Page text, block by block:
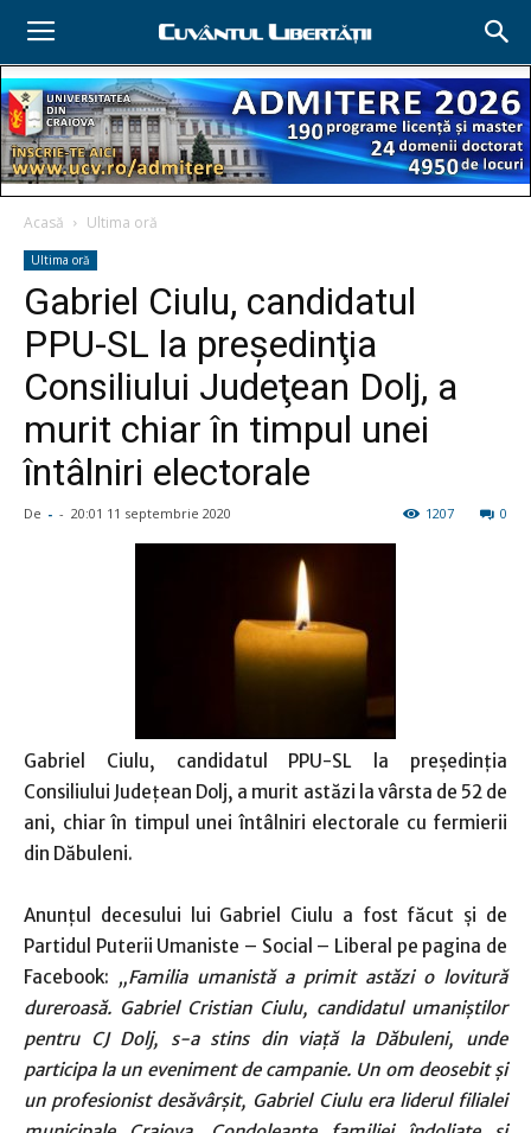
Acasă Ultima oră
Ultima oră
Gabriel Ciulu, candidatul
PPU-SL la preşedinţia
Consiliului Judeţean Dolj, a
murit chiar în timpul unei
întâlniri electorale
De - - 20:01 11 septembrie 2020 0
1207
Gabriel Ciulu, candidatul PPU-SL la preşedinţia
Consiliului Judeţean Dolj, a murit astăzi la vârsta de 52 de
ani, chiar în timpul unei întâlniri electorale cu fermierii
din Dăbuleni.
Anunţul decesului lui Gabriel Ciulu a fost făcut şi de
Partidul Puterii Umaniste – Social – Liberal pe pagina de
Facebook: „Familia umanistă a primit astăzi o lovitură
dureroasă. Gabriel Cristian Ciulu, candidatul umaniştilor
pentru CJ Dolj, s-a stins din viaţă la Dăbuleni, unde
participa la un eveniment de campanie. Un om deosebit şi
un profesionist desăvârşit, Gabriel Ciulu era liderul filialei